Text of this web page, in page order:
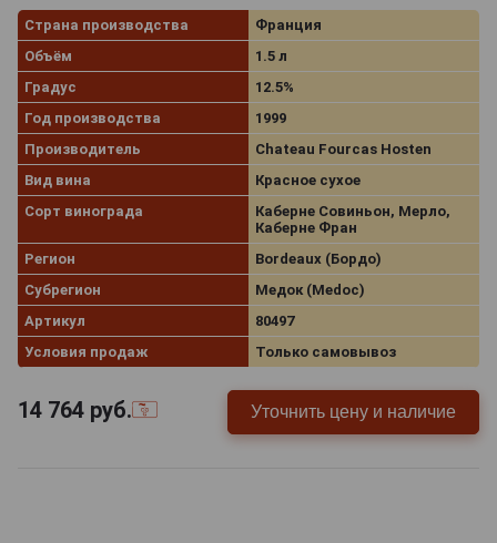
Страна производства
Франция
Объём
1.5 л
Градус
12.5%
Год производства
1999
Производитель
Chateau Fourcas Hosten
Вид вина
Красное сухое
Сорт винограда
Каберне Совиньон, Мерло,
Каберне Фран
Регион
Bordeaux (Бордо)
Субрегион
Медок (Medoc)
Артикул
80497
Условия продаж
Только самовывоз
14 764 руб. Уточнить цену и наличие